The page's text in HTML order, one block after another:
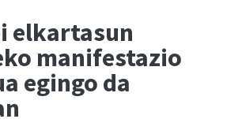
elkartasun
manifestazio
egingo da